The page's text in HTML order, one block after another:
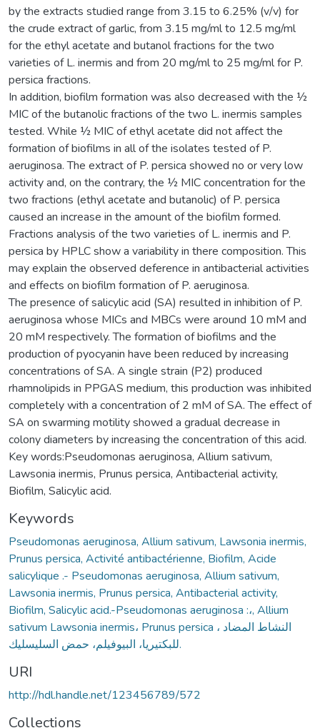
by the extracts studied range from 3.15 to 6.25% (v/v) for
the crude extract of garlic, from 3.15 mg/ml to 12.5 mg/ml
for the ethyl acetate and butanol fractions for the two
varieties of L. inermis and from 20 mg/ml to 25 mg/ml for P.
persica fractions.
In addition, biofilm formation was also decreased with the ½
MIC of the butanolic fractions of the two L. inermis samples
tested. While ½ MIC of ethyl acetate did not affect the
formation of biofilms in all of the isolates tested of P.
aeruginosa. The extract of P. persica showed no or very low
activity and, on the contrary, the ½ MIC concentration for the
two fractions (ethyl acetate and butanolic) of P. persica
caused an increase in the amount of the biofilm formed.
Fractions analysis of the two varieties of L. inermis and P.
persica by HPLC show a variability in there composition. This
may explain the observed deference in antibacterial activities
and effects on biofilm formation of P. aeruginosa.
The presence of salicylic acid (SA) resulted in inhibition of P.
aeruginosa whose MICs and MBCs were around 10 mM and
20 mM respectively. The formation of biofilms and the
production of pyocyanin have been reduced by increasing
concentrations of SA. A single strain (P2) produced
rhamnolipids in PPGAS medium, this production was inhibited
completely with a concentration of 2 mM of SA. The effect of
SA on swarming motility showed a gradual decrease in
colony diameters by increasing the concentration of this acid.
Key words:Pseudomonas aeruginosa, Allium sativum,
Lawsonia inermis, Prunus persica, Antibacterial activity,
Biofilm, Salicylic acid.
Keywords
Pseudomonas aeruginosa, Allium sativum, Lawsonia inermis,
Prunus persica, Activité antibactérienne, Biofilm, Acide
salicylique .- Pseudomonas aeruginosa, Allium sativum,
Lawsonia inermis, Prunus persica, Antibacterial activity,
Biofilm, Salicylic acid.-Pseudomonas aeruginosa :،, Allium
sativum Lawsonia inermis، Prunus persica ، النشاط المضاد
للبكتيريا، البيوفيلم، حمض السليسليك.
URI
http://hdl.handle.net/123456789/572
Collections